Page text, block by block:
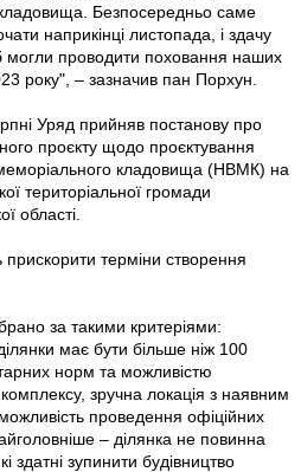
кладовища. Безпосередньо саме
наприкінці листопада, і здачу
могли проводити поховання наших
року", – зазначив пан Порхун.
Уряд прийняв постанову про
проєкту щодо проєктування
меморіального кладовища (НВМК) на
територіальної громади
області.
терміни створення
за такими критеріями:
має бути більше ніж 100
норм та можливістю
зручна локація з наявним
проведення офіційних
– ділянка не повинна
зупинити будівництво